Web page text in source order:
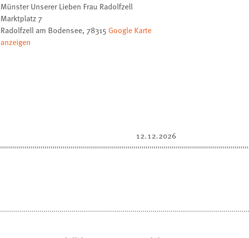
Münster Unserer Lieben Frau Radolfzell
Marktplatz 7
Radolfzell am Bodensee, 78315 Google Karte
anzeigen
12.12.2026